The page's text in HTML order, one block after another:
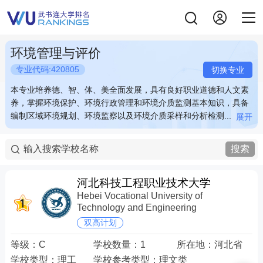
环境管理与评价
专业代码:420805 切换专业
本专业培养德、智、体、美全面发展，具有良好职业道德和人文素
养，掌握环境保护、环境行政管理和环境介质监测基本知识，具备
编制区域环境规划、环境监察以及环境介质采样和分析检测...
本专业培养德、智、体、美全面发展，具有良好职业道德和人文素
养，掌握环境保护、环境行政管理和环境介质监测基本知识，具备
编制区域环境规划、环境监察以及环境介质采样和分析检测能力，
展开
本专业培养德、智、体、美全面发展，具有良好职业道德和人文素
养，掌握环境保护、环境行政管理和环境介质监测基本知识，具备
编制区域环境规划、环境监察以及环境介质采样和分析检测...
本专业培养德、智、体、美全面发展，具有良好职业道德和人文素
养，掌握环境保护、环境行政管理和环境介质监测基本知识，具备
编制区域环境规划、环境监察以及环境介质采样和分析检测能力，
展开
搜索
河北科技工程职业技术大学
Hebei Vocational University of
Technology and Engineering
双高计划
等级： C 学校数量： 1 所在地： 河北省
学校类型： 理工 学校参考类型：理文类